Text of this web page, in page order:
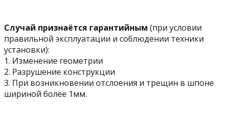
Случай признаётся гарантийным (при условии
правильной эксплуатации и соблюдении техники
установки):
1. Изменение геометрии
2. Разрушение конструкции
3. При возникновении отслоения и трещин в шпоне
шириной более 1мм.